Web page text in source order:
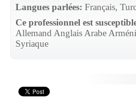
Langues parlées: Français,
Ce professionnel est
Allemand Anglais Arabe
Syriaque